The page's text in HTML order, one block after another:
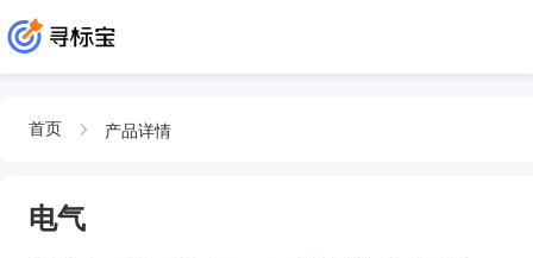
首页 产品详情
电气